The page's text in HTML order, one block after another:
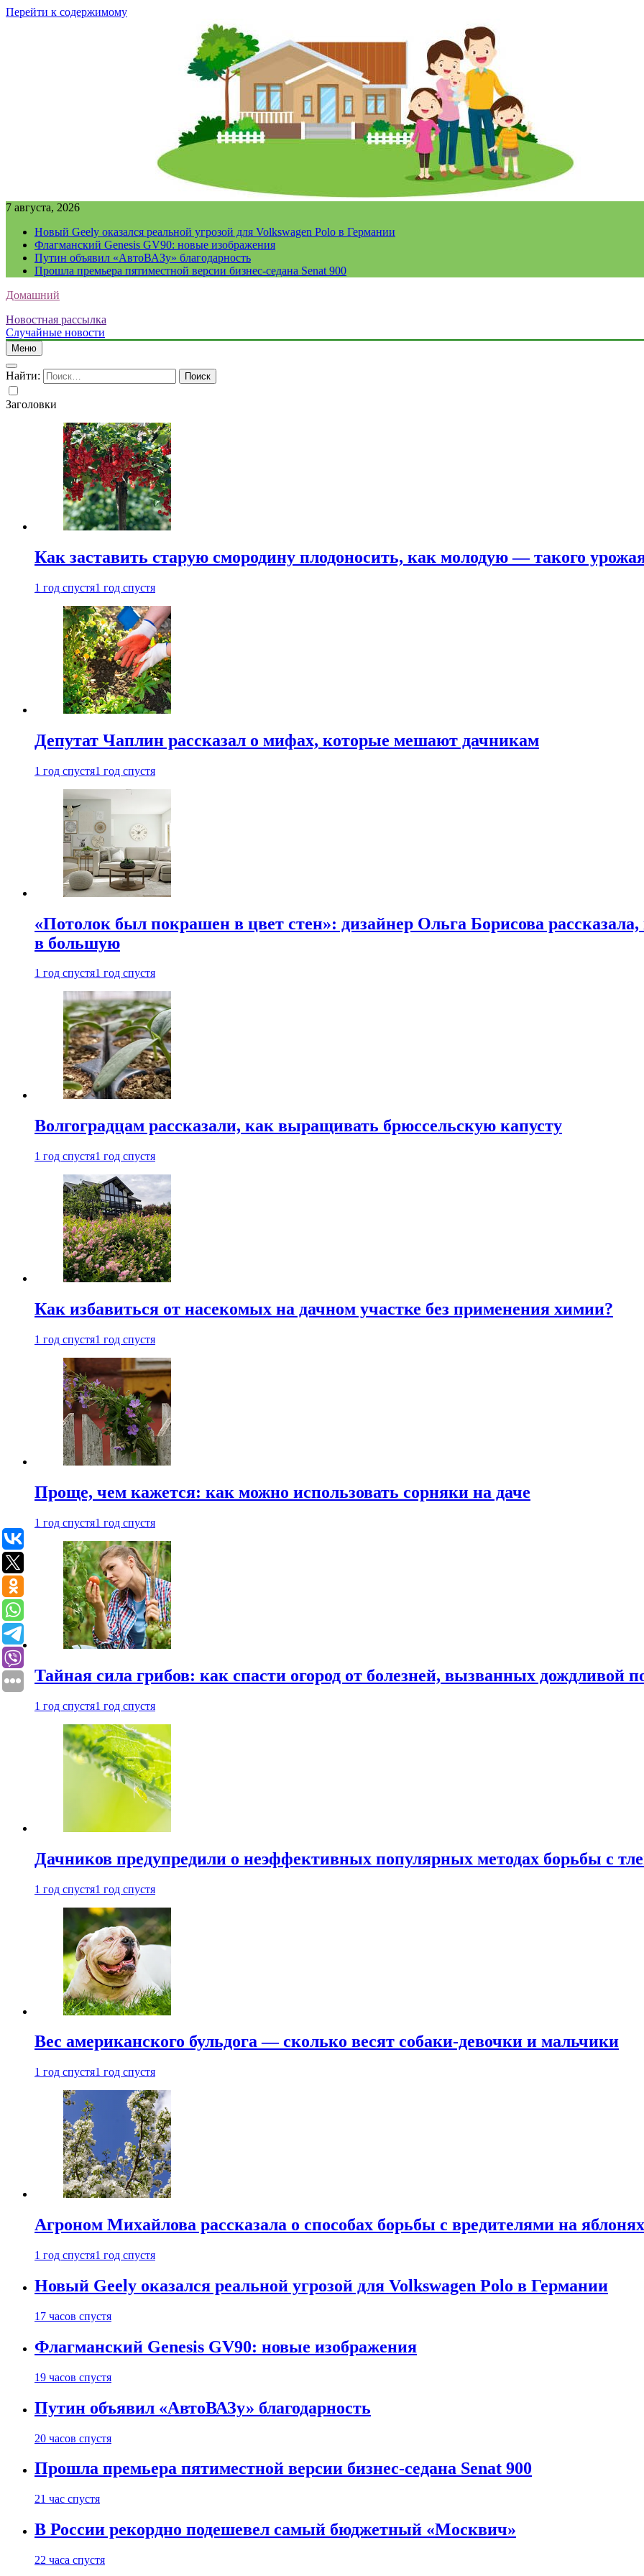
Перейти к содержимому
7 августа, 2026
Новый Geely оказался реальной угрозой для Volkswagen Polo в Германии
Флагманский Genesis GV90: новые изображения
Путин объявил «АвтоВАЗу» благодарность
Прошла премьера пятиместной версии бизнес-седана Senat 900
Домашний
Новостная рассылка
Случайные новости
Меню
Найти:
Заголовки
Как заставить старую смородину плодоносить, как молодую — такого
1 год спустя1 год спустя
Депутат Чаплин рассказал о мифах, которые мешают дачникам
1 год спустя1 год спустя
«Потолок был покрашен в цвет стен»: дизайнер Ольга Борисова
в большую
1 год спустя1 год спустя
Волгоградцам рассказали, как выращивать брюссельскую капусту
1 год спустя1 год спустя
Как избавиться от насекомых на дачном участке без применения химии?
1 год спустя1 год спустя
Проще, чем кажется: как можно использовать сорняки на даче
1 год спустя1 год спустя
Тайная сила грибов: как спасти огород от болезней, вызванных дождливой
1 год спустя1 год спустя
Дачников предупредили о неэффективных популярных методах борьбы с
1 год спустя1 год спустя
Вес американского бульдога — сколько весят собаки-девочки и мальчики
1 год спустя1 год спустя
Агроном Михайлова рассказала о способах борьбы с вредителями на яблонях
1 год спустя1 год спустя
Новый Geely оказался реальной угрозой для Volkswagen Polo в Германии
17 часов спустя
Флагманский Genesis GV90: новые изображения
19 часов спустя
Путин объявил «АвтоВАЗу» благодарность
20 часов спустя
Прошла премьера пятиместной версии бизнес-седана Senat 900
21 час спустя
В России рекордно подешевел самый бюджетный «Москвич»
22 часа спустя